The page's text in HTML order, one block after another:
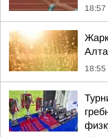
18:57
18:55